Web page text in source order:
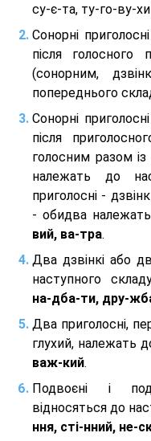
су-є-та, ту-го-ву-
Сонорні
після голосного
(сонорним,
попереднього
Сонорні
після
голосним разом
належать до
приголосні -
- обидва
вий, ва-тра.
Два дзвінкі або
наступного
на-дба-ти, дру-
Два приголосні,
глухий, належать
важ-кий.
Подвоєні і
відносяться до
ння, сті-нний, не-